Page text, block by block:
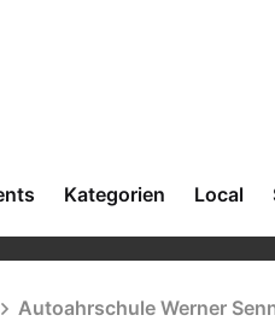
Kategorien Local
Autoahrschule Werner